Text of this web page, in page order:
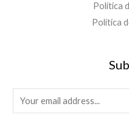
Política
Política
m